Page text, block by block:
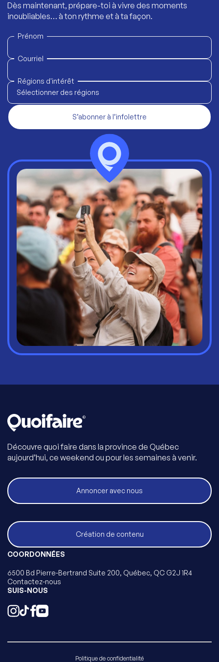
Dès maintenant, prépare-toi à vivre des moments
inoubliables… à ton rythme et à ta façon.
Prénom
Courriel
Régions d'intérêt
Sélectionner des régions
S’abonner à l’infolettre
Découvre quoi faire dans la province de Québec
aujourd’hui, ce weekend ou pour les semaines à venir.
Annoncer avec nous
Création de contenu
COORDONNÉES
6500 Bd Pierre-Bertrand Suite 200, Québec, QC G2J 1R4
Contactez-nous
SUIS-NOUS
Politique de confidentialité